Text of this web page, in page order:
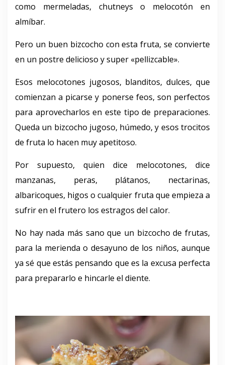
como mermeladas, chutneys o melocotón en
almíbar.
Pero un buen bizcocho con esta fruta, se convierte
en un postre delicioso y super «pellizcable».
Esos melocotones jugosos, blanditos, dulces, que
comienzan a picarse y ponerse feos, son perfectos
para aprovecharlos en este tipo de preparaciones.
Queda un bizcocho jugoso, húmedo, y esos trocitos
de fruta lo hacen muy apetitoso.
Por supuesto, quien dice melocotones, dice
manzanas, peras, plátanos, nectarinas,
albaricoques, higos o cualquier fruta que empieza a
sufrir en el frutero los estragos del calor.
No hay nada más sano que un bizcocho de frutas,
para la merienda o desayuno de los niños, aunque
ya sé que estás pensando que es la excusa perfecta
para prepararlo e hincarle el diente.